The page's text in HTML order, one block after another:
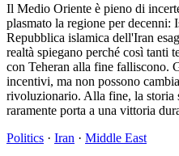
Il Medio Oriente è pieno di
plasmato la regione per decenni:
Repubblica islamica dell'Iran
realtà spiegano perché così tanti
con Teheran alla fine falliscono.
incentivi, ma non possono
rivoluzionario. Alla fine, la storia
raramente porta a una vittoria
Politics · Iran · Middle East